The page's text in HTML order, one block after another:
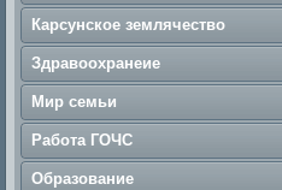
Карсунское землячество
Здравоохранеие
Мир семьи
Работа ГОЧС
Образование